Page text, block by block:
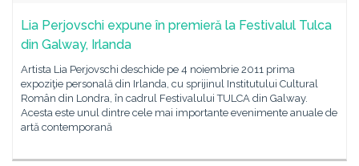
Lia Perjovschi expune în premieră la Festivalul Tulca
din Galway, Irlanda
Artista Lia Perjovschi deschide pe 4 noiembrie 2011 prima
expoziţie personală din Irlanda, cu sprijinul Institutului Cultural
Român din Londra, în cadrul Festivalului TULCA din Galway.
Acesta este unul dintre cele mai importante evenimente anuale de
artă contemporană